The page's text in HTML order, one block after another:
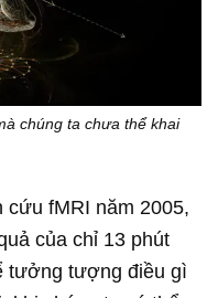
chúng ta chưa thể khai
cứu fMRI năm 2005,
của chỉ 13 phút
tưởng tượng điều gì